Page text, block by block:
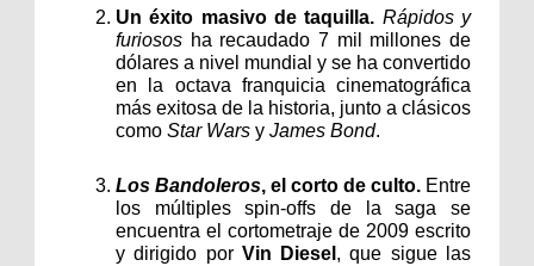
Un éxito masivo de taquilla. Rápidos y
furiosos ha recaudado 7 mil millones de
dólares a nivel mundial y se ha convertido
en la octava franquicia cinematográfica
más exitosa de la historia, junto a clásicos
como Star Wars y James Bond.
Los Bandoleros, el corto de culto. Entre
los múltiples spin-offs de la saga se
encuentra el cortometraje de 2009 escrito
y dirigido por Vin Diesel , que sigue las